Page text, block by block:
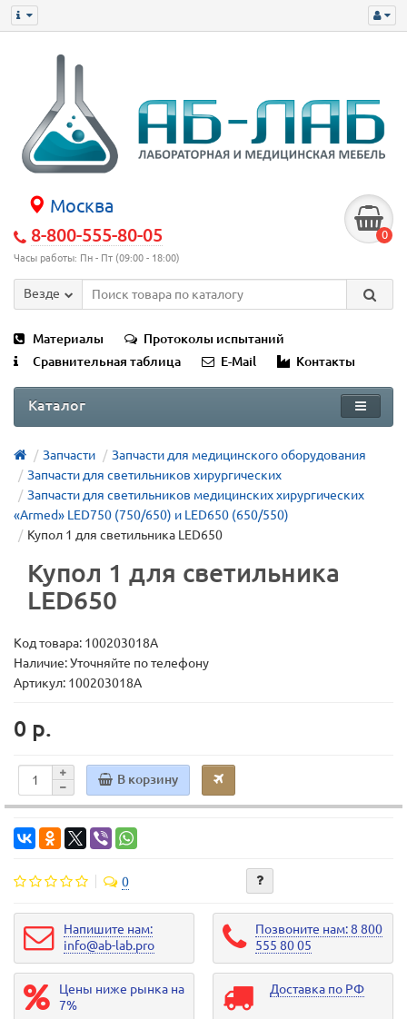
Москва
8-800-555-80-05
Часы работы: Пн - Пт (09:00 - 18:00)
0
Везде
Материалы
Протоколы испытаний
Сравнительная таблица
E-Mail Контакты
Каталог
Запчасти
Запчасти для медицинского оборудования
Запчасти для светильников хирургических
Запчасти для светильников медицинских хирургических
«Armed» LED750 (750/650) и LED650 (650/550)
Купол 1 для светильника LED650
Купол 1 для светильника
LED650
Код товара: 100203018А
Наличие: Уточняйте по телефону
Артикул: 100203018А
0 р.
В корзину
0
Напишите нам:
info@ab-lab.pro
Позвоните нам: 8 800
555 80 05
Цены ниже рынка на
7%
Доставка по РФ